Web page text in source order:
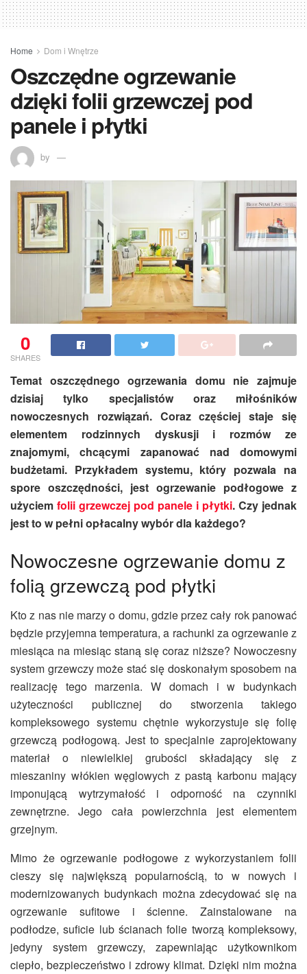
Home Dom i Wnętrze
Oszczędne ogrzewanie
dzięki folii grzewczej pod
panele i płytki
by
0
SHARES
Temat oszczędnego ogrzewania domu nie zajmuje
dzisiaj tylko specjalistów oraz miłośników
nowoczesnych rozwiązań. Coraz częściej staje się
elementem rodzinnych dyskusji i rozmów ze
znajomymi, chcącymi zapanować nad domowymi
budżetami. Przykładem systemu, który pozwala na
spore oszczędności, jest ogrzewanie podłogowe z
użyciem folii grzewczej pod panele i płytki. Czy jednak
jest to w pełni opłacalny wybór dla każdego?
Nowoczesne ogrzewanie domu z
folią grzewczą pod płytki
Kto z nas nie marzy o domu, gdzie przez cały rok panować
będzie przyjemna temperatura, a rachunki za ogrzewanie z
miesiąca na miesiąc staną się coraz niższe? Nowoczesny
system grzewczy może stać się doskonałym sposobem na
realizację tego marzenia. W domach i w budynkach
użyteczności publicznej do stworzenia takiego
kompleksowego systemu chętnie wykorzystuje się folię
grzewczą podłogową. Jest to specjalnie zaprojektowany
materiał o niewielkiej grubości składający się z
mieszaniny włókien węglowych z pastą karbonu mający
imponującą wytrzymałość i odporność na czynniki
zewnętrzne. Jego cała powierzchnia jest elementem
grzejnym.
Mimo że ogrzewanie podłogowe z wykorzystaniem folii
cieszy się największą popularnością, to w nowych i
modernizowanych budynkach można zdecydować się na
ogrzewanie sufitowe i ścienne. Zainstalowane na
podłodze, suficie lub ścianach folie tworzą kompleksowy,
jedyny system grzewczy, zapewniając użytkownikom
ciepło, bezpieczeństwo i zdrowy klimat. Dzięki nim można